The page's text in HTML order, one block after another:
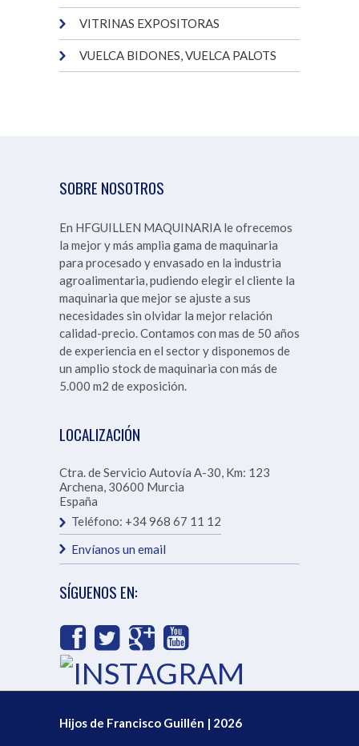
VITRINAS EXPOSITORAS
VUELCA BIDONES, VUELCA PALOTS
SOBRE NOSOTROS
En HFGUILLEN MAQUINARIA le ofrecemos
la mejor y más amplia gama de maquinaria
para procesado y envasado en la industria
agroalimentaria, pudiendo elegir el cliente la
maquinaria que mejor se ajuste a sus
necesidades sin olvidar la mejor relación
calidad-precio. Contamos con mas de 50 años
de experiencia en el sector y disponemos de
un amplio stock de maquinaria con más de
5.000 m2 de exposición.
LOCALIZACIÓN
Ctra. de Servicio Autovía A-30, Km: 123
Archena, 30600 Murcia
España
Teléfono: +34 968 67 11 12
Envíanos un email
SÍGUENOS EN:
Hijos de Francisco Guillén | 2026